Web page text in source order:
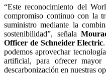
“Este reconocimiento del
compromiso continuo con la
suministro mediante la
sostenibilidad”, señala
Officer de Schneider Electric
podemos aprovechar
artificial, para ofrecer
descarbonización en nuestras